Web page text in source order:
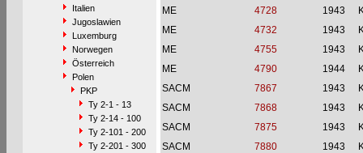
Italien
Jugoslawien
Luxemburg
Norwegen
Österreich
Polen
PKP
Ty 2-1 - 13
Ty 2-14 - 100
Ty 2-101 - 200
Ty 2-201 - 300
ME
4728 1943
ME
4732 1943
ME
4755 1943
ME
4790 1944
SACM
7867 1943
SACM
7868 1943
SACM
7875 1943
SACM
7880 1943